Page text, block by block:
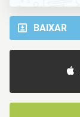
BAIXAR